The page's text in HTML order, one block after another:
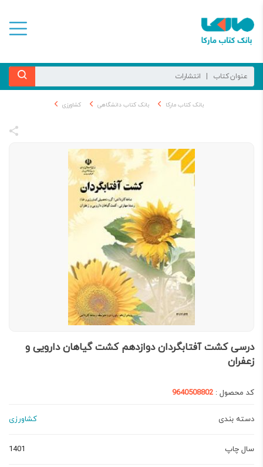
بانک کتاب مارکا بانک کتاب دانشگاهی کشاورزی
درسی کشت آفتابگردان دوازدهم کشت گیاهان دارویی و
زعفران
کد محصول : 9640508802
دسته بندی کشاورزی
سال چاپ 1401